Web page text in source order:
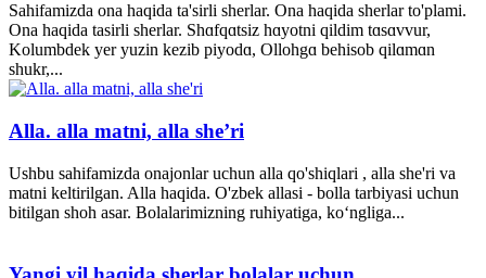
Sahifamizda ona haqida ta'sirli sherlar. Ona haqida sherlar to'plami.
Ona haqida tasirli sherlar. Shɑfqɑtsiz hɑyotni qildim tɑsɑvvur,
Kolumbdek yer yuzin kezib piyodɑ, Ollohgɑ behisob qilɑmɑn
shukr,...
Alla. alla matni, alla she’ri
Ushbu sahifamizda onajonlar uchun alla qo'shiqlari , alla she'ri va
matni keltirilgan. Alla haqida. O'zbek allasi - bolla tarbiyasi uchun
bitilgan shoh asar. Bolalarimizning ruhiyatiga, ko‘ngliga...